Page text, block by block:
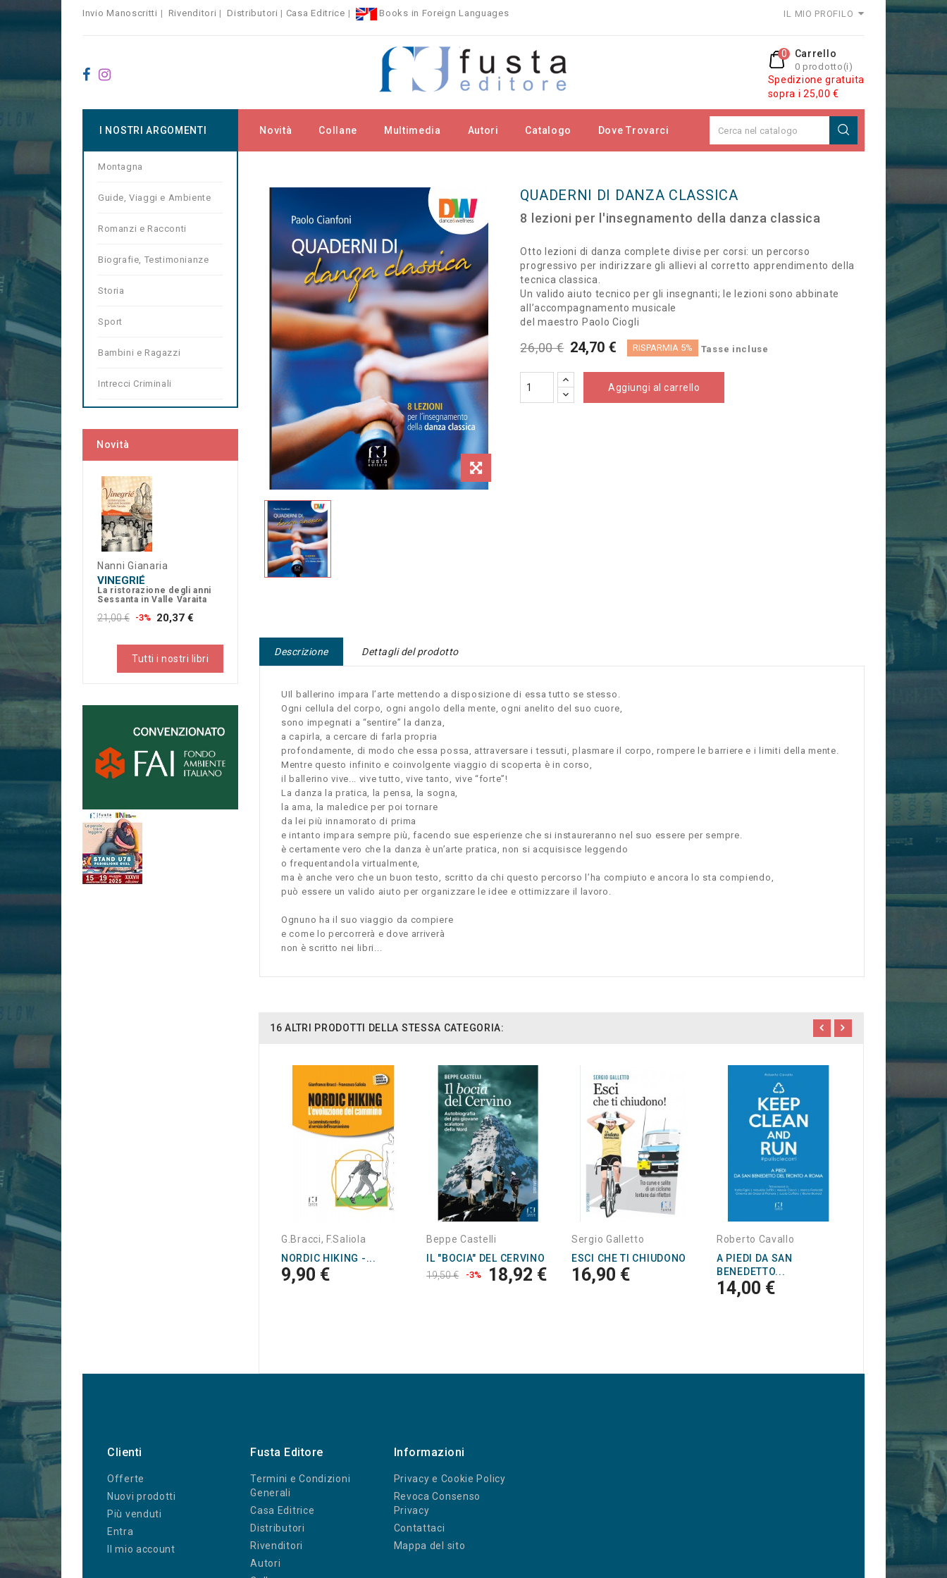
Invio Manoscritti | Rivenditori | Distributori | Casa Editrice | Books in Foreign Languages IL MIO PROFILO
Carrello
0 prodotto(i)
0
Spedizione gratuita
sopra i 25,00 €
Novità Collane Multimedia Autori Catalogo Dove Trovarci
I NOSTRI ARGOMENTI
Montagna
Guide, Viaggi e Ambiente
Romanzi e Racconti
Biografie, Testimonianze
Storia
Sport
Bambini e Ragazzi
Intrecci Criminali
Novità
Nanni Gianaria
VINEGRIÉ
La ristorazione degli anni
Sessanta in Valle Varaita
21,00 € -3% 20,37 €
Tutti i nostri libri
QUADERNI DI DANZA CLASSICA
8 lezioni per l'insegnamento della danza classica
Otto lezioni di danza complete divise per corsi: un percorso
progressivo per indirizzare gli allievi al corretto apprendimento della
tecnica classica.
Un valido aiuto tecnico per gli insegnanti; le lezioni sono abbinate
all’accompagnamento musicale
del maestro Paolo Ciogli
26,00 € 24,70 € RISPARMIA 5% Tasse incluse
Aggiungi al carrello
Descrizione Dettagli del prodotto
UIl ballerino impara l’arte mettendo a disposizione di essa tutto se stesso.
Ogni cellula del corpo, ogni angolo della mente, ogni anelito del suo cuore,
sono impegnati a “sentire” la danza,
a capirla, a cercare di farla propria
profondamente, di modo che essa possa, attraversare i tessuti, plasmare il corpo, rompere le barriere e i limiti della mente.
Mentre questo infinito e coinvolgente viaggio di scoperta è in corso,
il ballerino vive... vive tutto, vive tanto, vive “forte”!
La danza la pratica, la pensa, la sogna,
la ama, la maledice per poi tornare
da lei più innamorato di prima
e intanto impara sempre più, facendo sue esperienze che si instaureranno nel suo essere per sempre.
è certamente vero che la danza è un’arte pratica, non si acquisisce leggendo
o frequentandola virtualmente,
ma è anche vero che un buon testo, scritto da chi questo percorso l’ha compiuto e ancora lo sta compiendo,
può essere un valido aiuto per organizzare le idee e ottimizzare il lavoro.
Ognuno ha il suo viaggio da compiere
e come lo percorrerà e dove arriverà
non è scritto nei libri...
16 ALTRI PRODOTTI DELLA STESSA CATEGORIA:
G.Bracci, F.Saliola
NORDIC HIKING -...
9,90 €
Beppe Castelli
IL "BOCIA" DEL CERVINO
19,50 €
-3% 18,92 €
Sergio Galletto
ESCI CHE TI CHIUDONO
16,90 €
Roberto Cavallo
A PIEDI DA SAN
BENEDETTO...
14,00 €
Ass. Acaja
IL PREMIO
DEGLI ACAJA
38,00 €
Clienti
Offerte
Nuovi prodotti
Più venduti
Entra
Il mio account
Fusta Editore
Termini e Condizioni
Generali
Casa Editrice
Distributori
Rivenditori
Autori
Informazioni
Privacy e Cookie Policy
Revoca Consenso
Privacy
Contattaci
Mappa del sito